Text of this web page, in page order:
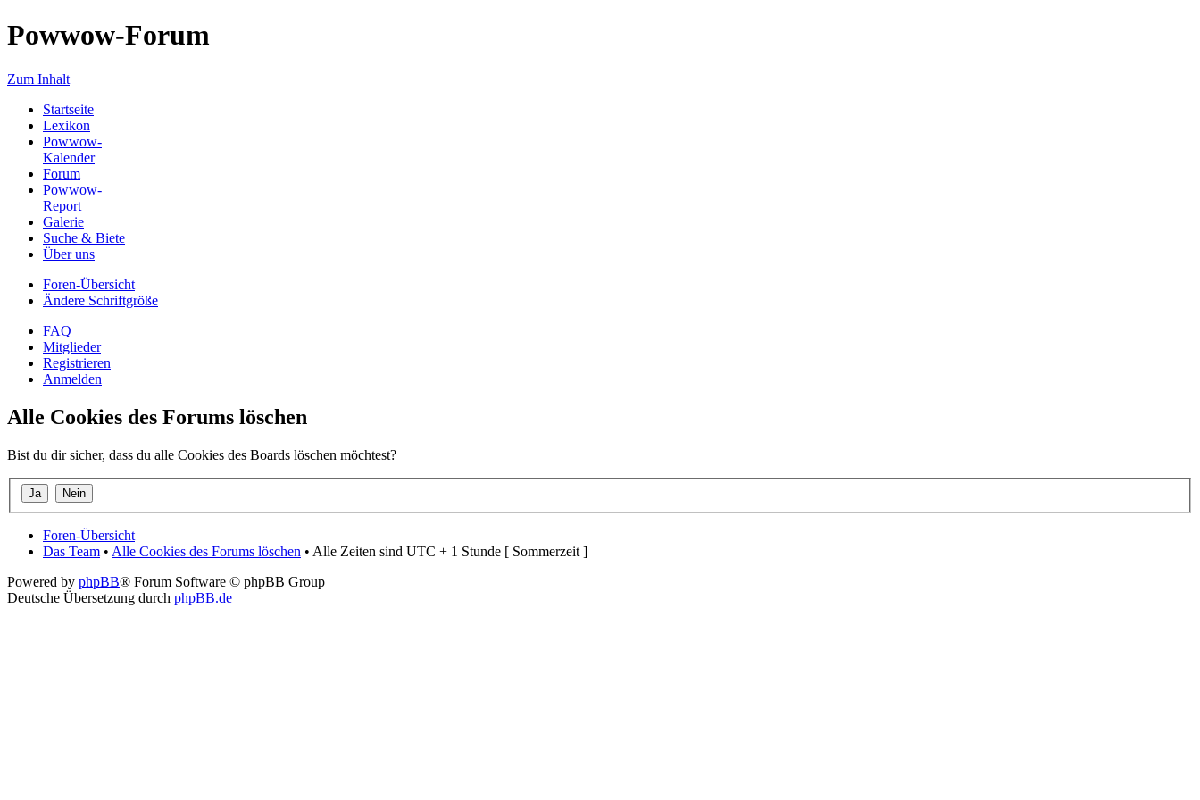
Powwow-Forum
Zum Inhalt
Startseite
Lexikon
Powwow-
Kalender
Forum
Powwow-
Report
Galerie
Suche & Biete
Über uns
Foren-Übersicht
Ändere Schriftgröße
FAQ
Mitglieder
Registrieren
Anmelden
Alle Cookies des Forums löschen
Bist du dir sicher, dass du alle Cookies des Boards löschen möchtest?
Foren-Übersicht
Das Team • Alle Cookies des Forums löschen • Alle Zeiten sind UTC + 1 Stunde [ Sommerzeit ]
Powered by phpBB® Forum Software © phpBB Group
Deutsche Übersetzung durch phpBB.de